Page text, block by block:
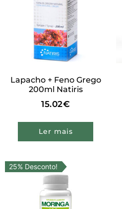
Lapacho + Feno Grego
200ml Natiris
15.02€
Ler mais
25% Desconto!